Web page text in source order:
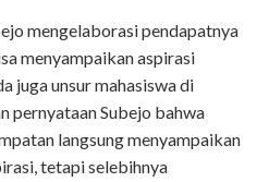
mengelaborasi pendapatnya
menyampaikan aspirasi
juga unsur mahasiswa di
pernyataan Subejo bahwa
langsung menyampaikan
tetapi selebihnya